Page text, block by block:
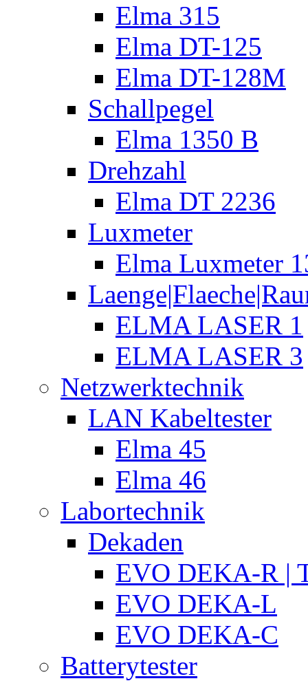
Elma 315
Elma DT-125
Elma DT-128M
Schallpegel
Elma 1350 B
Drehzahl
Elma DT 2236
Luxmeter
Elma Luxmeter
ELMA LASER 1
ELMA LASER 3
Netzwerktechnik
LAN Kabeltester
Elma 45
Elma 46
Labortechnik
Dekaden
EVO DEKA-R |
EVO DEKA-L
EVO DEKA-C
Batterytester